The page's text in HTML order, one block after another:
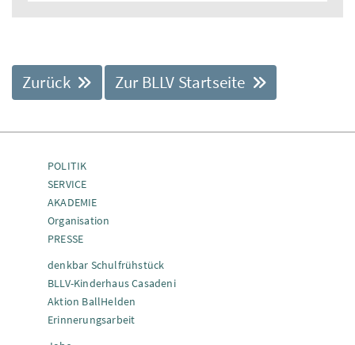
Zurück Zur BLLV Startseite
POLITIK
SERVICE
AKADEMIE
Organisation
PRESSE
denkbar Schulfrühstück
BLLV-Kinderhaus Casadeni
Aktion BallHelden
Erinnerungsarbeit